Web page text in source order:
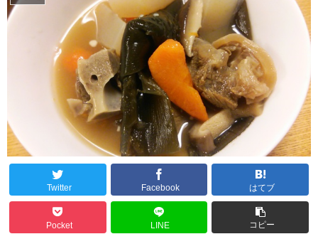
Twitter Facebook はてブ
Pocket LINE コピー